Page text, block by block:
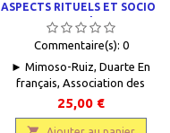
ASPECTS RITUELS ET SOCIO-
POLITIQUES D'UN MYTHE
Commentaire(s): 0
► Mimoso-Ruiz, Duarte En
français, Association des
publications près les Universités
de Strasbourg, Ophrys, 1982,
25,00 €